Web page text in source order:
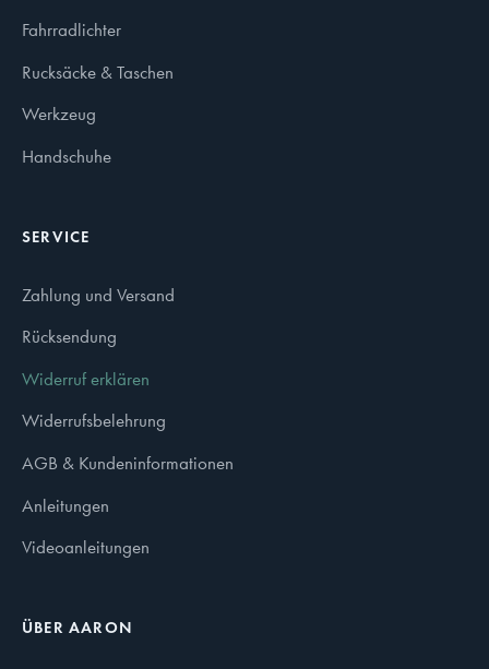
Fahrradlichter
Rucksäcke & Taschen
Werkzeug
Handschuhe
SERVICE
Zahlung und Versand
Rücksendung
Widerruf erklären
Widerrufsbelehrung
AGB & Kundeninformationen
Anleitungen
Videoanleitungen
ÜBER AARON